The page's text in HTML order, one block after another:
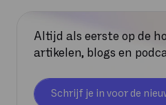
Altijd als eerste op de
artikelen, blogs en
Schrijf je in voor de